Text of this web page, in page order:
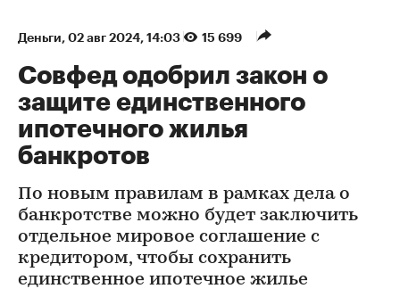
Деньги⁠, 02 авг 2024, 14:03 15 699
Совфед одобрил закон о
защите единственного
ипотечного жилья
банкротов
По новым правилам в рамках дела о
банкротстве можно будет заключить
отдельное мировое соглашение с
кредитором, чтобы сохранить
единственное ипотечное жилье